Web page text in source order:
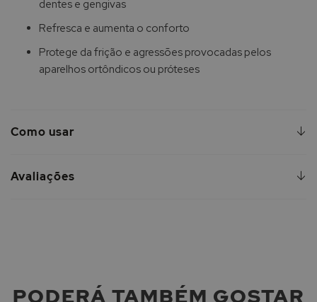
dentes e gengivas
Refresca e aumenta o conforto
Protege da frição e agressões provocadas pelos
aparelhos ortôndicos ou próteses
Como usar
Avaliações
PODERÁ TAMBÉM GOSTAR